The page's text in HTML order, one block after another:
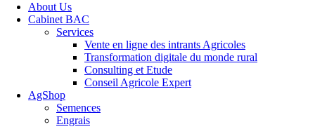
About Us
Cabinet BAC
Services
Vente en ligne des intrants Agricoles
Transformation digitale du monde rural
Consulting et Etude
Conseil Agricole Expert
AgShop
Semences
Engrais